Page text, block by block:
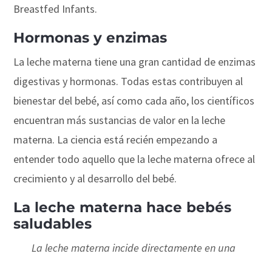
Breastfed Infants.
Hormonas y enzimas
La leche materna tiene una gran cantidad de enzimas
digestivas y hormonas. Todas estas contribuyen al
bienestar del bebé, así como cada año, los científicos
encuentran más sustancias de valor en la leche
materna. La ciencia está recién empezando a
entender todo aquello que la leche materna ofrece al
crecimiento y al desarrollo del bebé.
La leche materna hace bebés
saludables
La leche materna incide directamente en una